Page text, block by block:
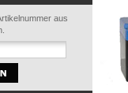
aus